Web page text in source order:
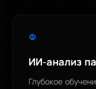
neurology
ИИ-анализ
Глубокое